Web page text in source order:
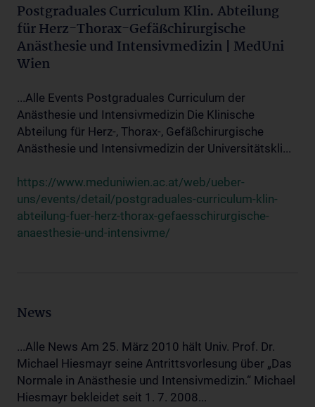
Postgraduales Curriculum Klin. Abteilung
für Herz-Thorax-Gefäßchirurgische
Anästhesie und Intensivmedizin | MedUni
Wien
...Alle Events Postgraduales Curriculum der
Anästhesie und Intensivmedizin Die Klinische
Abteilung für Herz-, Thorax-, Gefäßchirurgische
Anästhesie und Intensivmedizin der Universitätskli...
https://www.meduniwien.ac.at/web/ueber-
uns/events/detail/postgraduales-curriculum-klin-
abteilung-fuer-herz-thorax-gefaesschirurgische-
anaesthesie-und-intensivme/
News
...Alle News Am 25. März 2010 hält Univ. Prof. Dr.
Michael Hiesmayr seine Antrittsvorlesung über „Das
Normale in Anästhesie und Intensivmedizin.“ Michael
Hiesmayr bekleidet seit 1. 7. 2008...